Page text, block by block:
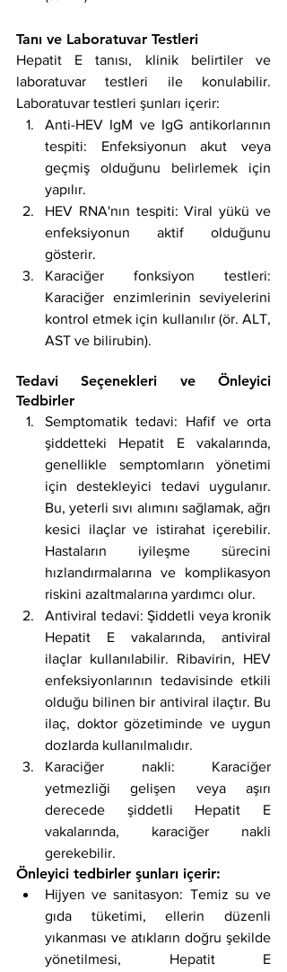
Tanı ve Laboratuvar Testleri
Hepatit E tanısı, klinik belirtiler ve
laboratuvar testleri ile konulabilir.
Laboratuvar testleri şunları içerir:
Anti-HEV IgM ve IgG antikorlarının
tespiti: Enfeksiyonun akut veya
geçmiş olduğunu belirlemek için
yapılır.
HEV RNA'nın tespiti: Viral yükü ve
enfeksiyonun aktif olduğunu
gösterir.
Karaciğer fonksiyon testleri:
Karaciğer enzimlerinin seviyelerini
kontrol etmek için kullanılır (ör. ALT,
AST ve bilirubin).
Tedavi Seçenekleri ve Önleyici
Tedbirler
Semptomatik tedavi: Hafif ve orta
şiddetteki Hepatit E vakalarında,
genellikle semptomların yönetimi
için destekleyici tedavi uygulanır.
Bu, yeterli sıvı alımını sağlamak, ağrı
kesici ilaçlar ve istirahat içerebilir.
Hastaların iyileşme sürecini
hızlandırmalarına ve komplikasyon
riskini azaltmalarına yardımcı olur.
Antiviral tedavi: Şiddetli veya kronik
Hepatit E vakalarında, antiviral
ilaçlar kullanılabilir. Ribavirin, HEV
enfeksiyonlarının tedavisinde etkili
olduğu bilinen bir antiviral ilaçtır. Bu
ilaç, doktor gözetiminde ve uygun
dozlarda kullanılmalıdır.
Karaciğer nakli: Karaciğer
yetmezliği gelişen veya aşırı
derecede şiddetli Hepatit E
vakalarında, karaciğer nakli
gerekebilir.
Önleyici tedbirler şunları içerir:
Hijyen ve sanitasyon: Temiz su ve
gıda tüketimi, ellerin düzenli
yıkanması ve atıkların doğru şekilde
yönetilmesi, Hepatit E